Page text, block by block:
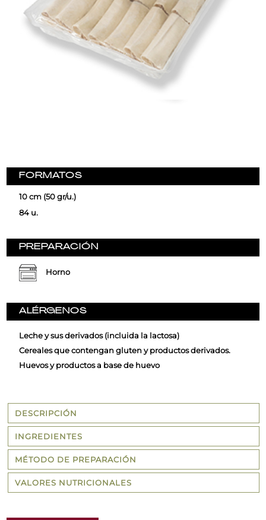
FORMATOS
10 cm (50 gr/u.)
84 u.
PREPARACIÓN
Horno
ALÉRGENOS
Leche y sus derivados (incluida la lactosa)
Cereales que contengan gluten y productos derivados.
Huevos y productos a base de huevo
DESCRIPCIÓN
INGREDIENTES
MÉTODO DE PREPARACIÓN
VALORES NUTRICIONALES